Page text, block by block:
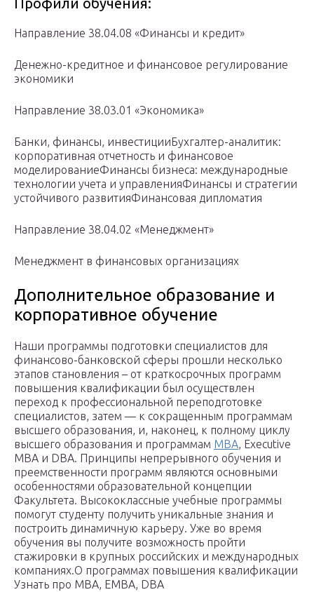
Профили обучения:
Направление 38.04.08 «Финансы и кредит»
Денежно-кредитное и финансовое регулирование
экономики
Направление 38.03.01 «Экономика»
Банки, финансы, инвестицииБухгалтер-аналитик:
корпоративная отчетность и финансовое
моделированиеФинансы бизнеса: международные
технологии учета и управленияФинансы и стратегии
устойчивого развитияФинансовая дипломатия
Направление 38.04.02 «Менеджмент»
Менеджмент в финансовых организациях
Дополнительное образование и
корпоративное обучение
Наши программы подготовки специалистов для
финансово-банковской сферы прошли несколько
этапов становления – от краткосрочных программ
повышения квалификации был осуществлен
переход к профессиональной переподготовке
специалистов, затем — к сокращенным программам
высшего образования, и, наконец, к полному циклу
высшего образования и программам МВА, Executive
MBA и DBA. Принципы непрерывного обучения и
преемственности программ являются основными
особенностями образовательной концепции
Факультета. Высококлассные учебные программы
помогут студенту получить уникальные знания и
построить динамичную карьеру. Уже во время
обучения вы получите возможность пройти
стажировки в крупных российских и международных
компаниях.О программах повышения квалификации
Узнать про MBA, EMBA, DBA